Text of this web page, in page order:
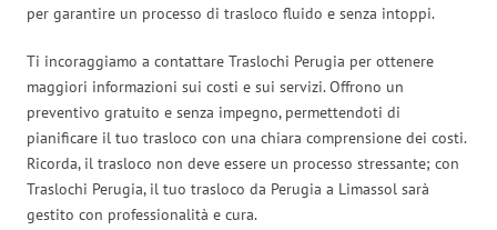
per garantire un processo di trasloco fluido e senza intoppi.
Ti incoraggiamo a contattare Traslochi Perugia per ottenere
maggiori informazioni sui costi e sui servizi. Offrono un
preventivo gratuito e senza impegno, permettendoti di
pianificare il tuo trasloco con una chiara comprensione dei costi.
Ricorda, il trasloco non deve essere un processo stressante; con
Traslochi Perugia, il tuo trasloco da Perugia a Limassol sarà
gestito con professionalità e cura.